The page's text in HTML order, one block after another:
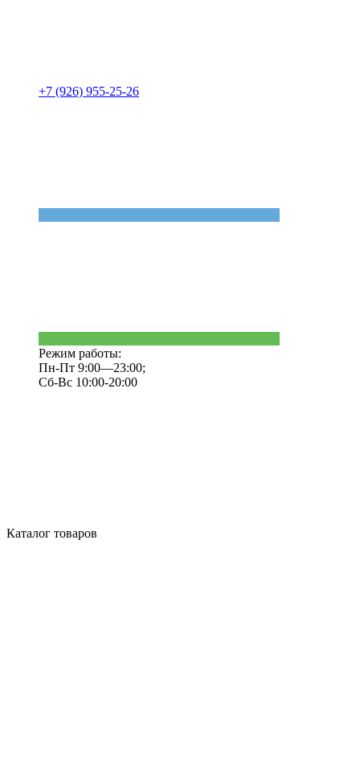
+7 (926) 955-25-26
Режим работы:
Пн-Пт 9:00—23:00;
Сб-Вс 10:00-20:00
Каталог товаров